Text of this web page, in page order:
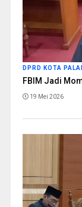
DPRD KOTA
FBIM Jadi
19 Mei 2026